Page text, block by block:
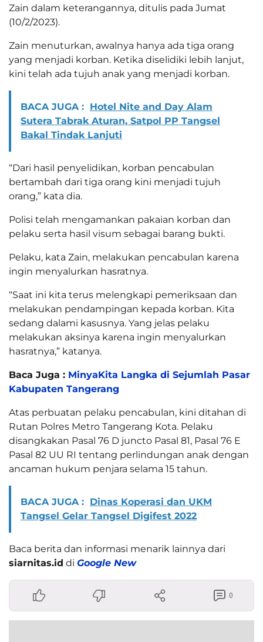
Zain dalam keterangannya, ditulis pada Jumat
(10/2/2023).
Zain menuturkan, awalnya hanya ada tiga orang
yang menjadi korban. Ketika diselidiki lebih lanjut,
kini telah ada tujuh anak yang menjadi korban.
BACA JUGA : Hotel Nite and Day Alam
Sutera Tabrak Aturan, Satpol PP Tangsel
Bakal Tindak Lanjuti
“Dari hasil penyelidikan, korban pencabulan
bertambah dari tiga orang kini menjadi tujuh
orang,” kata dia.
Polisi telah mengamankan pakaian korban dan
pelaku serta hasil visum sebagai barang bukti.
Pelaku, kata Zain, melakukan pencabulan karena
ingin menyalurkan hasratnya.
“Saat ini kita terus melengkapi pemeriksaan dan
melakukan pendampingan kepada korban. Kita
sedang dalami kasusnya. Yang jelas pelaku
melakukan aksinya karena ingin menyalurkan
hasratnya,” katanya.
Baca Juga : MinyaKita Langka di Sejumlah Pasar
Kabupaten Tangerang
Atas perbuatan pelaku pencabulan, kini ditahan di
Rutan Polres Metro Tangerang Kota. Pelaku
disangkakan Pasal 76 D juncto Pasal 81, Pasal 76 E
Pasal 82 UU RI tentang perlindungan anak dengan
ancaman hukum penjara selama 15 tahun.
BACA JUGA : Dinas Koperasi dan UKM
Tangsel Gelar Tangsel Digifest 2022
Baca berita dan informasi menarik lainnya dari
siarnitas.id di Google New
0